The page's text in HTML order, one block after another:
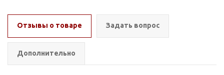
Отзывы о товаре Задать вопрос
Дополнительно